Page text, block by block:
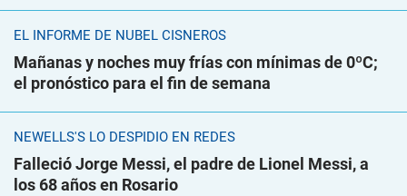
EL INFORME DE NUBEL CISNEROS
Mañanas y noches muy frías con mínimas de 0ºC;
el pronóstico para el fin de semana
NEWELLS'S LO DESPIDIÓ EN REDES
Falleció Jorge Messi, el padre de Lionel Messi, a
los 68 años en Rosario